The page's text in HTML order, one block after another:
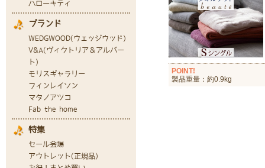
POINT!
製品重量：約0.9kg